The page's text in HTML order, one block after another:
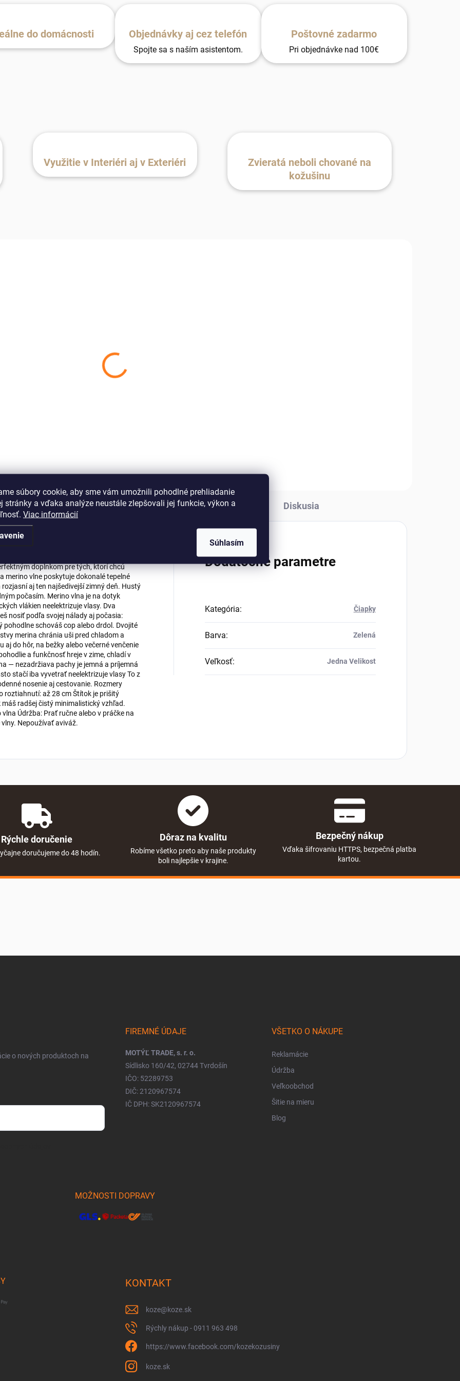
súbory cookie, aby sme vám umožnili pohodlné prehliadanie
stránky a vďaka analýze neustále zlepšovali jej funkcie, výkon a
Viac informácií
Súhlasím
do domácnosti Objednávky aj cez telefón
Spojte sa s naším asistentom.
Poštovné zadarmo
Pri objednávke nad 100€
Využitie v Interiéri aj v Exteriéri
Zvieratá neboli chované na
kožušinu
Hodnotenie Diskusia
– hrejivá, mäkká a neprehliadnuteľná
doplnkom pre tých, ktorí chcú
vlne poskytuje dokonalé tepelné
aj ten najšedivejší zimný deň. Hustý
počasím. Merino vlna je na dotyk
vlákien neelektrizuje vlasy. Dva
nosiť podľa svojej nálady aj počasia:
schováš cop alebo drdol. Dvojité
merina chránia uši pred chladom a
do hôr, na bežky alebo večerné venčenie
a funkčnosť hreje v zime, chladí v
— nezadržiava pachy je jemná a príjemná
stačí iba vyvetrať neelektrizuje vlasy To z
nosenie aj cestovanie. Rozmery
roztiahnutí: až 28 cm Štítok je prišitý
radšej čistý minimalistický vzhľad.
Údržba: Prať ručne alebo v práčke na
Nepoužívať aviváž.
Dodatočné parametre
Kategória: Čiapky
Barva: Zelená
Veľkosť: Jedna Velikost
Rýchle doručenie
doručujeme do 48 hodín.
Dôraz na kvalitu
Robíme všetko preto aby naše produkty
boli najlepšie v krajine.
Bezpečný nákup
Vďaka šifrovaniu HTTPS, bezpečná platba
kartou.
o nových produktoch na
FIREMNÉ ÚDAJE
MOTÝĽ TRADE, s. r. o.
Sídlisko 160/42, 02744 Tvrdošín
IČO: 52289753
DIČ: 2120967574
IČ DPH: SK2120967574
VŠETKO O NÁKUPE
Reklamácie
Údržba
Veľkoobchod
Šitie na mieru
Blog
MOŽNOSTI DOPRAVY
KONTAKT
koze@koze.sk
Rýchly nákup - 0911 963 498
https://www.facebook.com/kozekozusiny
koze.sk